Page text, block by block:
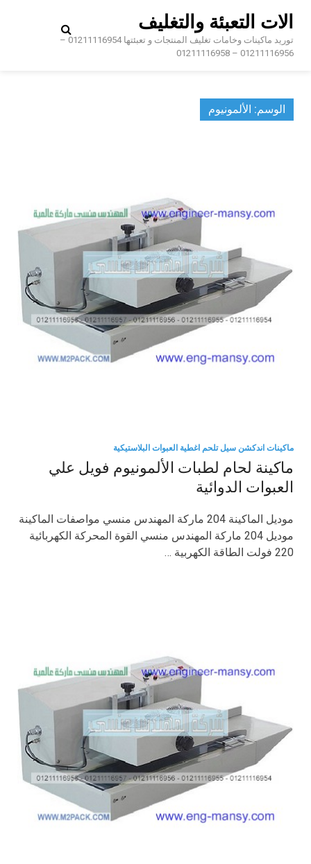
content
الات التعبئة والتغليف
توريد ماكينات وخامات تغليف المنتجات و تعبئتها 01211116954 –
01211116956 – 01211116958
الوسم: الألمونيوم
ماكينات اندكشن سيل تلحم اغطية العبوات البلاستيكية
ماكينة لحام لطبات الألمونيوم فويل علي
العبوات الدوائية
موديل الماكينة 204 ماركة المهندس منسي مواصفات الماكينة
موديل 204 ماركة المهندس منسي القوة المحركة الكهربائية
220 فولت الطاقة الكهربية …